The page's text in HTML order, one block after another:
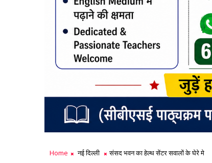
Home नई दिल्ली संसद भवन का हेल्थ सेंटर सवालों के घेरे मे